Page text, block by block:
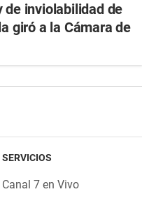
de inviolabilidad de
giró a la Cámara de
SERVICIOS
Canal 7 en Vivo